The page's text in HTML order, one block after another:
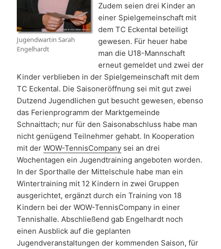
Jugendwartin Sarah
Engelhardt
Zudem seien drei Kinder an
einer Spielgemeinschaft mit
dem TC Eckental beteiligt
gewesen. Für heuer habe
man die U18-Mannschaft
erneut gemeldet und zwei der
Kinder verblieben in der Spielgemeinschaft mit dem
TC Eckental. Die Saisoneröffnung sei mit gut zwei
Dutzend Jugendlichen gut besucht gewesen, ebenso
das Ferienprogramm der Marktgemeinde
Schnaittach; nur für den Saisonabschluss habe man
nicht genügend Teilnehmer gehabt. In Kooperation
mit derWOW-TennisCompany sei an drei
Wochentagen ein Jugendtraining angeboten worden.
In der Sporthalle der Mittelschule habe man ein
Wintertraining mit 12 Kindern in zwei Gruppen
ausgerichtet, ergänzt durch ein Training von 18
Kindern bei der WOW-TennisCompany in einer
Tennishalle. Abschließend gab Engelhardt noch
einen Ausblick auf die geplanten
Jugendveranstaltungen der kommenden Saison, für